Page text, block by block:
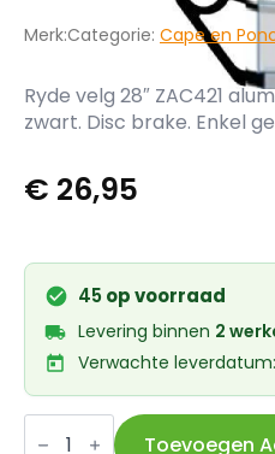
Merk:Categorie: Cape en
Ryde velg 28″ ZAC421
zwart. Disc brake. Enkel
€ 26,95
45op voorraad
Levering binnen 2
Verwachte leverdatum:
Ryde
velg Toevoegen